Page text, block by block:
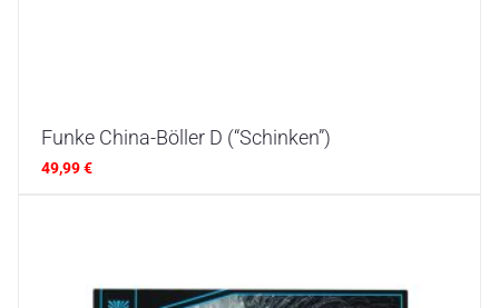
Funke China-Böller D (“Schinken”)
49,99€